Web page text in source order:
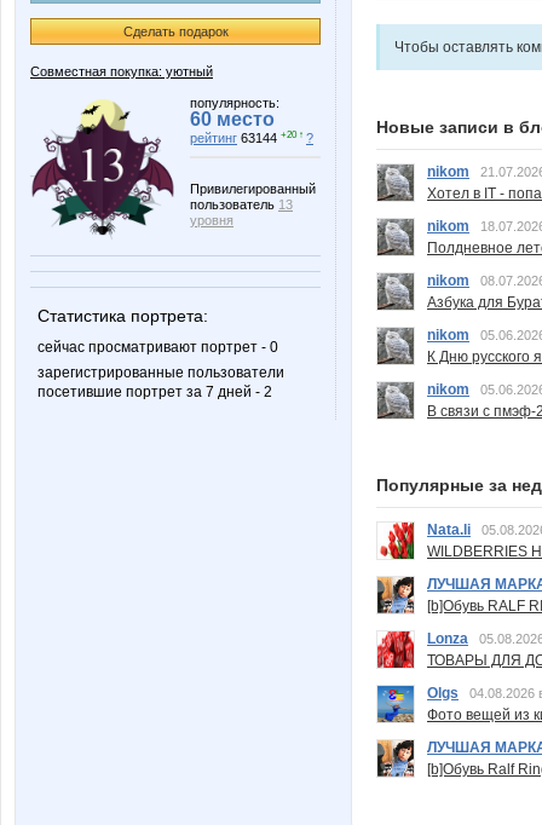
Сделать подарок
Совместная покупка: уютный
популярность:
60 место
рейтинг 63144 +20 ↑ ?
Привилегированный
пользователь 13
уровня
Статистика портрета:
сейчас просматривают портрет - 0
зарегистрированные пользователи
посетившие портрет за 7 дней - 2
Чтобы оставлять
Новые записи в
nikom
Хотел в IT -
nikom
Полдневное
nikom
Азбука для
nikom
К Дню русского
nikom
В связи с пмэф-
Популярные за
Nata.li
ЛУЧШАЯ
[b]Обувь RALF
Lonza
ТОВАРЫ ДЛЯ
Olgs
04.08.2026
Фото вещей из
ЛУЧШАЯ
[b]Обувь Ralf